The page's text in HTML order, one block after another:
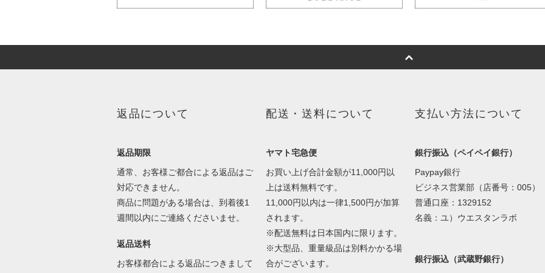
返品について
返品期限
通常、お客様ご都合による返品はご
対応できません。
商品に問題がある場合は、到着後1
週間以内にご連絡くださいませ。
返品送料
お客様都合による返品につきまして
配送・送料について
ヤマト宅急便
お買い上げ合計金額が11,000円以
上は送料無料です。
11,000円以内は一律1,500円が加算
されます。
※配送無料は日本国内に限ります。
※大型品、重量級品は別料かかる場
合がございます。
支払い方法について
銀行振込（ペイペイ銀行）
Paypay銀行
ビジネス営業部（店番号：005）
普通口座：1329152
名義：ユ）ウエスタンラボ
銀行振込（武蔵野銀行）